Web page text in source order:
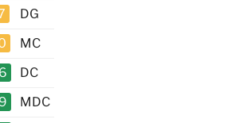
DG
MC
DC
MDC